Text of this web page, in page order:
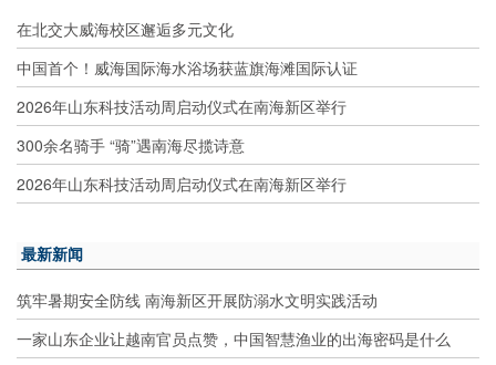
在北交大威海校区邂逅多元文化
中国首个！威海国际海水浴场获蓝旗海滩国际认证
2026年山东科技活动周启动仪式在南海新区举行
300余名骑手 “骑”遇南海尽揽诗意
2026年山东科技活动周启动仪式在南海新区举行
最新新闻
筑牢暑期安全防线 南海新区开展防溺水文明实践活动
一家山东企业让越南官员点赞，中国智慧渔业的出海密码是什么